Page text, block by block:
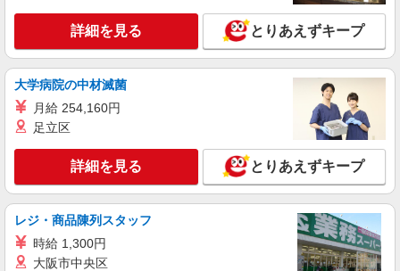
ワイモバイル大井町店
【店長職】ワイモバイルショップの携帯販売ス
タッフ
月給 260,000円 〜 322,000円 試用期間あり 6
ヶ月 月給25万円以上 ※経験・能力による 【試用
期間】月給 260000 円 〜 322000 円
■ワイモバイル大井町店 東京都品川区東大井5
詳細を見る
正社員
ソフトバンク戸越銀座店
ソフトバンクショップの携帯販売スタッフ
詳細を見る とりあえずキープ
大学病院の中材滅菌
月給 254,160円
足立区
詳細を見る とりあえずキープ
レジ・商品陳列スタッフ
時給 1,300円
大阪市中央区